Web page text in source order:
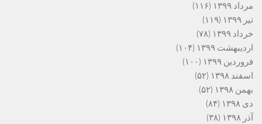
مرداد ۱۳۹۹
(۱۱۶)
تیر ۱۳۹۹
(۱۱۹)
خرداد ۱۳۹۹
(۷۸)
اردیبهشت ۱۳۹۹
(۱۰۴)
فروردین ۱۳۹۹
(۱۰۰)
اسفند ۱۳۹۸
(۵۲)
بهمن ۱۳۹۸
(۵۲)
دی ۱۳۹۸
(۸۴)
آذر ۱۳۹۸
(۳۸)